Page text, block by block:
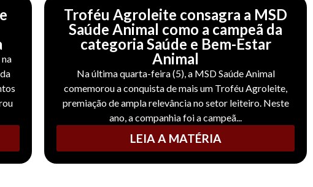
Troféu Agroleite consagra a MSD
Saúde Animal como a campeã da
categoria Saúde e Bem-Estar
Animal
Na última quarta-feira (5), a MSD Saúde Animal
comemorou a conquista de mais um Troféu Agroleite,
premiação de ampla relevância no setor leiteiro. Neste
ano, a companhia foi a campeã...
LEIA A MATÉRIA